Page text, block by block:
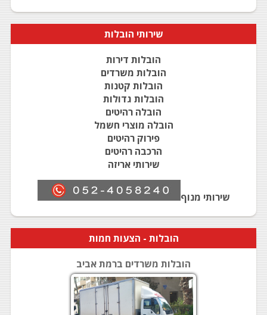
שירותי הובלות
הובלות דירות
הובלות משרדים
הובלות קטנות
הובלות גדולות
הובלה רהיטים
הובלה מוצרי חשמל
פירוק רהיטים
הרכבה רהיטים
שירותי אריזה
שירותי מנוף
הובלות - הצעות חמות
הובלות משרדים ברמת אביב